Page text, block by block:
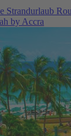
Strandurlaub
by Accra